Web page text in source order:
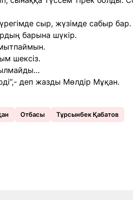
сыр, жүзімде сабыр бар.
барына шүкір.
шексіз.
деп жазды Мөлдір Мұқан.
Отбасы Тұрсынбек Қабатов